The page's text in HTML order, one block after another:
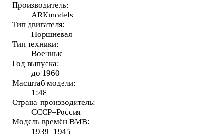
Производитель:
ARKmodels
Тип двигателя:
Поршневая
Тип техники:
Военные
Год выпуска:
до 1960
Масштаб модели:
1:48
Страна-производитель:
СССР–Россия
Модель времён ВМВ:
1939–1945